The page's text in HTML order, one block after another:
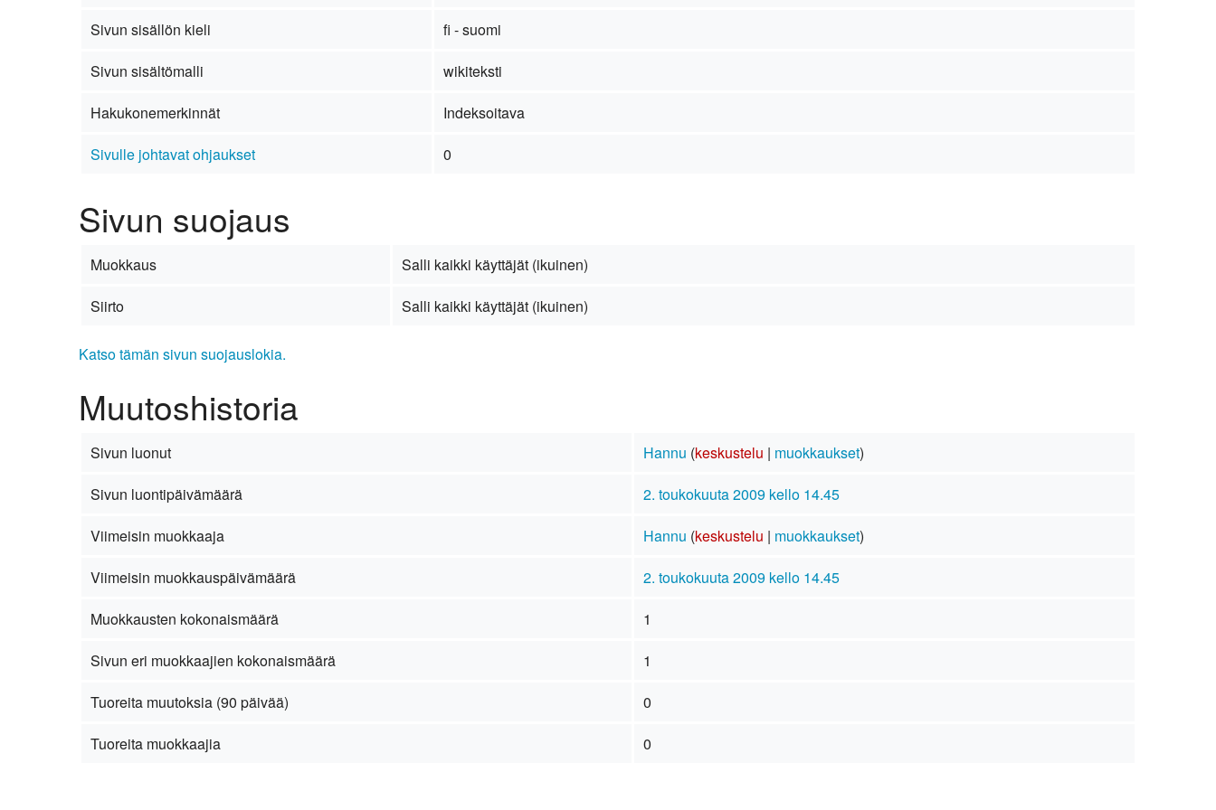
Kirkkoon liittyminen
Sivun sisällön kieli
fi - suomi
Sivun sisältömalli
wikiteksti
Hakukonemerkinnät
Indeksoitava
Sivulle johtavat ohjaukset
0
Sivun suojaus
Muokkaus
Salli kaikki käyttäjät (ikuinen)
Siirto
Salli kaikki käyttäjät (ikuinen)
Katso tämän sivun suojauslokia.
Muutoshistoria
Sivun luonut Hannu (keskustelu | muokkaukset)
Sivun luontipäivämäärä
2. toukokuuta 2009 kello 14.45
Viimeisin muokkaaja
Hannu (keskustelu | muokkaukset)
Viimeisin muokkauspäivämäärä
2. toukokuuta 2009 kello 14.45
Muokkausten kokonaismäärä
1
Sivun eri muokkaajien kokonaismäärä
1
Tuoreita muutoksia (90 päivää)
0
Tuoreita muokkaajia
0